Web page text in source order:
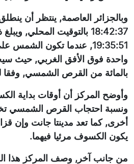
وبالجزائر العاصمة, ينتظر أن
18:42:37 بالتوقيت المحلي,
19:35:51, عندما تكون
بالمائة من القرص الشمسي,
وأوضح المركز أن أوقات بداية
ونسبة احتجاب القرص الشمسي
أخرى, كما تعد مدينتا جانت وإن
يكون الكسوف مرئيا فيهما.
من جانب آخر, وصف المركز هذا